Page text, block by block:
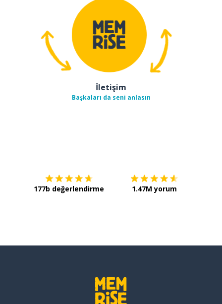
İletişim
Başkaları da seni anlasın
177b değerlendirme 1.47M yorum